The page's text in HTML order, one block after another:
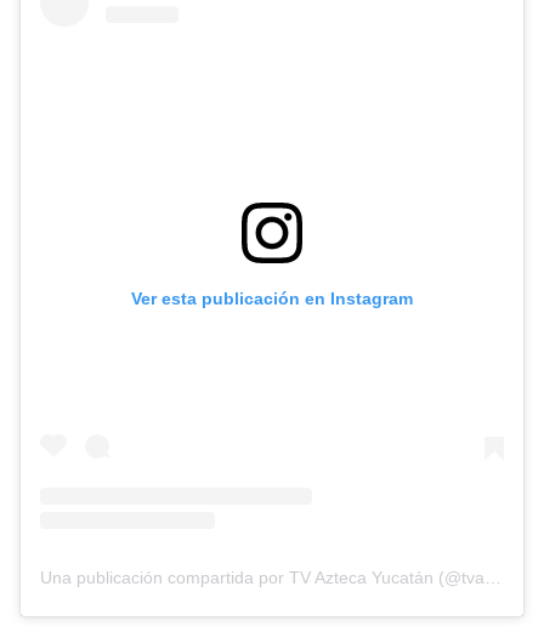
Ver esta publicación en Instagram
Una publicación compartida por TV Azteca Yucatán (@tvaztecayucatan)